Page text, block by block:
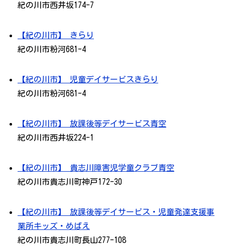
紀の川市西井坂174-7
【紀の川市】 きらり
紀の川市粉河681-4
【紀の川市】 児童デイサービスきらり
紀の川市粉河681-4
【紀の川市】 放課後等デイサービス青空
紀の川市西井坂224-1
【紀の川市】 貴志川障害児学童クラブ青空
紀の川市貴志川町神戸172-30
【紀の川市】 放課後等デイサービス・児童発達支援事
業所キッズ・めばえ
紀の川市貴志川町長山277-108